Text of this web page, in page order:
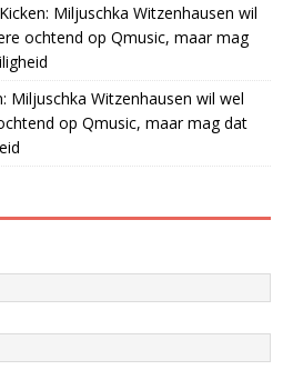
Miljuschka Witzenhausen wil
ochtend op Qmusic, maar mag
Miljuschka Witzenhausen wil wel
op Qmusic, maar mag dat